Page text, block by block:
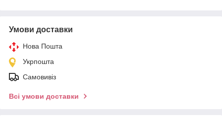
Умови доставки
Нова Пошта
Укрпошта
Самовивіз
Всі умови доставки